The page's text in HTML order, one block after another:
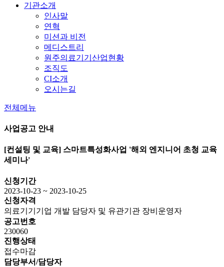
기관소개
인사말
연혁
미션과 비전
메디스트리
원주의료기기산업현황
조직도
CI소개
오시는길
전체메뉴
사업공고 안내
[컨설팅 및 교육] 스마트특성화사업 '해외 엔지니어 초청 교육
세미나'
신청기간
2023-10-23 ~ 2023-10-25
신청자격
의료기기기업 개발 담당자 및 유관기관 장비운영자
공고번호
230060
진행상태
접수마감
담당부서/담당자